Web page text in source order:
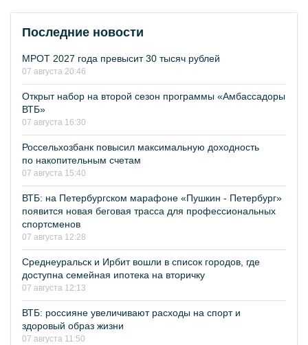
Последние новости
МРОТ 2027 года превысит 30 тысяч рублей
07 августа 20:46
Открыт набор на второй сезон программы «Амбассадоры
ВТБ»
07 августа 16:30
Россельхозбанк повысил максимальную доходность
по накопительным счетам
07 августа 15:40
ВТБ: на Петербургском марафоне «Пушкин - Петербург»
появится новая беговая трасса для профессиональных
спортсменов
07 августа 12:28
Среднеуральск и Ирбит вошли в список городов, где
доступна семейная ипотека на вторичку
07 августа 12:13
ВТБ: россияне увеличивают расходы на спорт и
здоровый образ жизни
07 августа 11:50